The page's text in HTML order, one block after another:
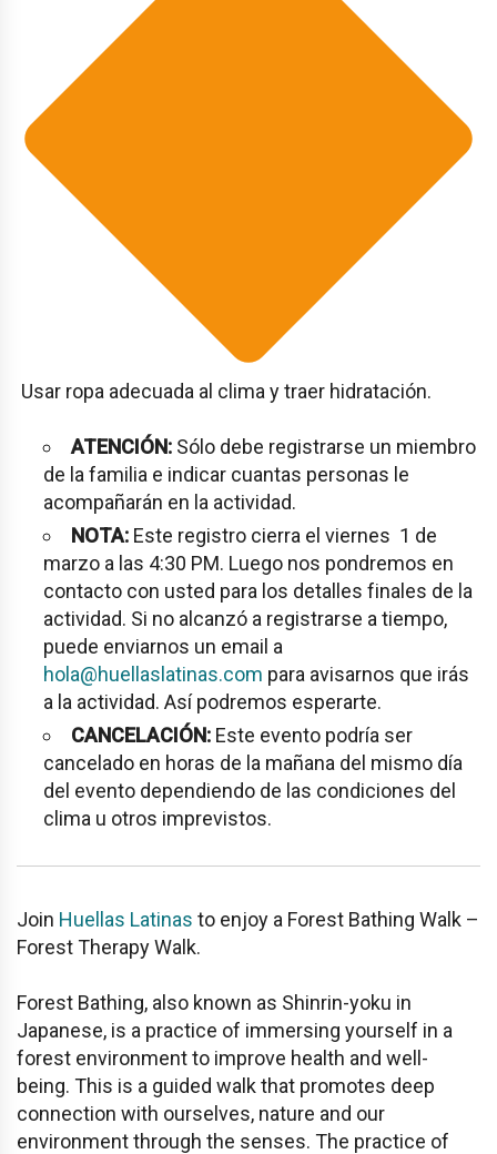
Usar ropa adecuada al clima y traer hidratación.
ATENCIÓN: Sólo debe registrarse un miembro
de la familia e indicar cuantas personas le
acompañarán en la actividad.
NOTA: Este registro cierra el viernes 1 de
marzo a las 4:30 PM. Luego nos pondremos en
contacto con usted para los detalles finales de la
actividad. Si no alcanzó a registrarse a tiempo,
puede enviarnos un email a
hola@huellaslatinas.com para avisarnos que irás
a la actividad. Así podremos esperarte.
CANCELACIÓN: Este evento podría ser
cancelado en horas de la mañana del mismo día
del evento dependiendo de las condiciones del
clima u otros imprevistos.
Join Huellas Latinas to enjoy a Forest Bathing Walk –
Forest Therapy Walk.
Forest Bathing, also known as Shinrin-yoku in
Japanese, is a practice of immersing yourself in a
forest environment to improve health and well-
being. This is a guided walk that promotes deep
connection with ourselves, nature and our
environment through the senses. The practice of